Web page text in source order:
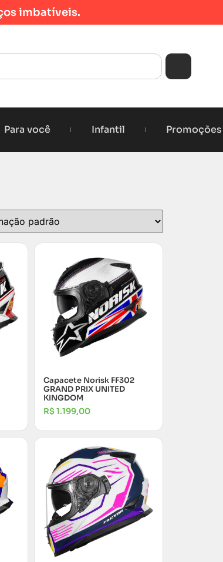
imbatíveis.
Para você Infantil Promoções
Capacete Norisk FF302
GRAND PRIX UNITED
KINGDOM
R$1.199,00